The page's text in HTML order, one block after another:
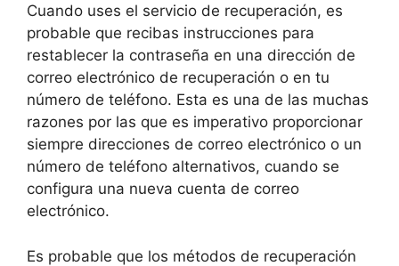
Cuando uses el servicio de recuperación, es
probable que recibas instrucciones para
restablecer la contraseña en una dirección de
correo electrónico de recuperación o en tu
número de teléfono. Esta es una de las muchas
razones por las que es imperativo proporcionar
siempre direcciones de correo electrónico o un
número de teléfono alternativos, cuando se
configura una nueva cuenta de correo
electrónico.
Es probable que los métodos de recuperación